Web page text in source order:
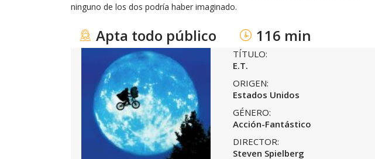
ninguno de los dos podría haber imaginado.
Apta todo público 116 min
TÍTULO:
E.T.
ORIGEN:
Estados Unidos
GÉNERO:
Acción-Fantástico
DIRECTOR:
Steven Spielberg